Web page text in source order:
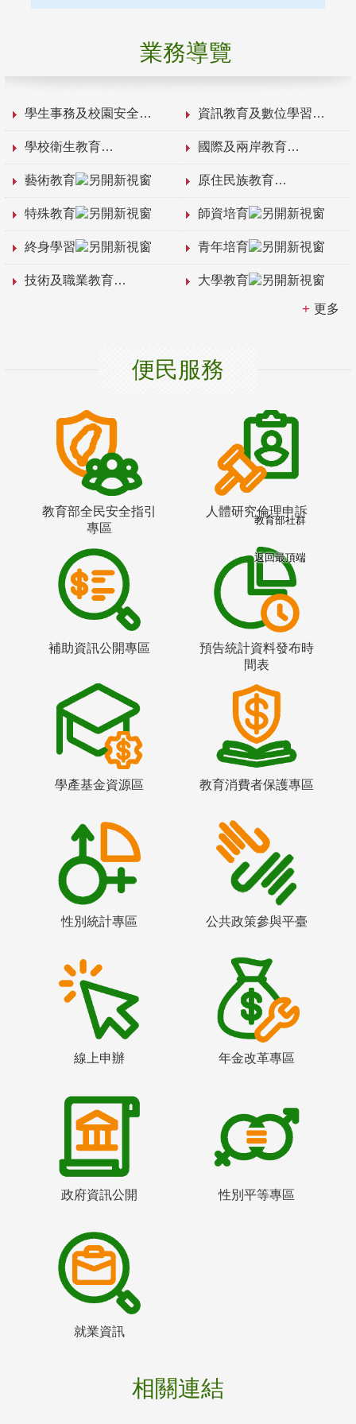
業務導覽
學生事務及校園安全 資訊教育及數位學習
學校衛生教育 國際及兩岸教育
藝術教育 原住民族教育
特殊教育 師資培育
終身學習 青年培育
技術及職業教育 大學教育
更多
便民服務
教育部全民安全指引
專區
人體研究倫理申訴
補助資訊公開專區
預告統計資料發布時
間表
學產基金資源區 教育消費者保護專區
性別統計專區 公共政策參與平臺
線上申辦 年金改革專區
政府資訊公開 性別平等專區
就業資訊
相關連結
教育部社群
返回最頂端